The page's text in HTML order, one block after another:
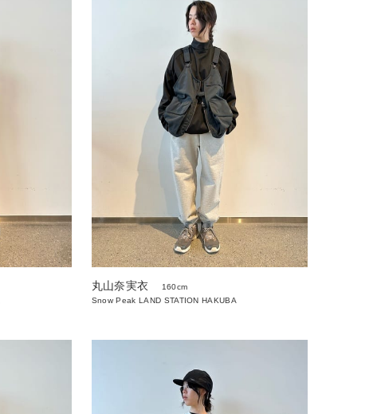
丸山奈実衣
160cm
Snow Peak LAND STATION HAKUBA